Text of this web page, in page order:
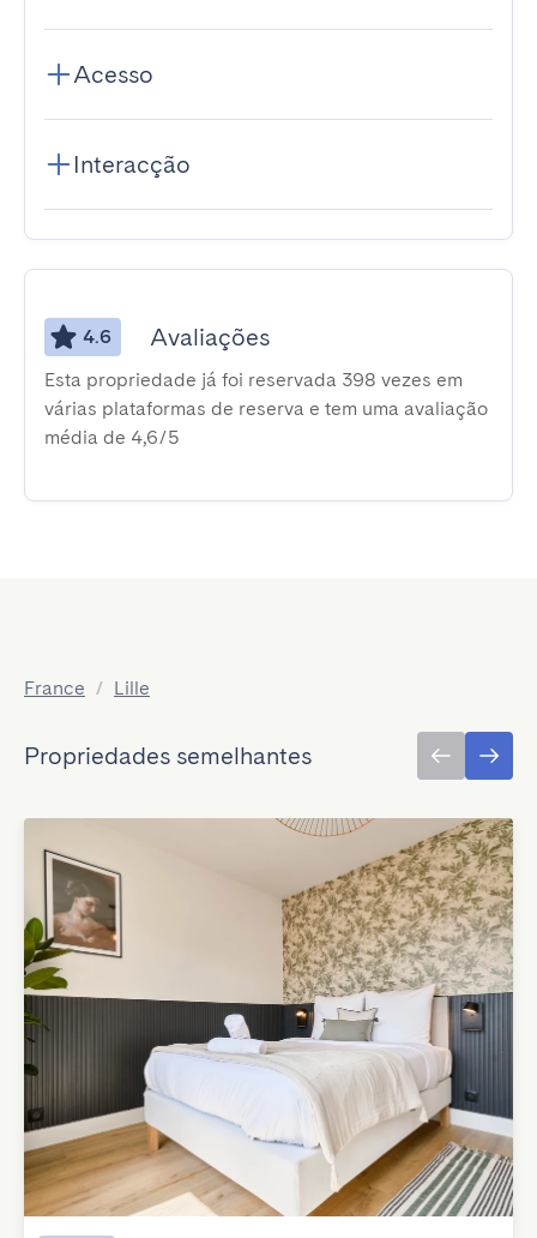
Acesso
Interacção
4.6 Avaliações
Esta propriedade já foi reservada 398 vezes em
várias plataformas de reserva e tem uma avaliação
média de 4,6/5
France / Lille
Propriedades semelhantes